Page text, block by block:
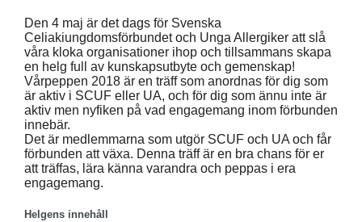
Den 4 maj är det dags för Svenska
Celiakiungdomsförbundet och Unga Allergiker att slå
våra kloka organisationer ihop och tillsammans skapa
en helg full av kunskapsutbyte och gemenskap!
Vårpeppen 2018 är en träff som anordnas för dig som
är aktiv i SCUF eller UA, och för dig som ännu inte är
aktiv men nyfiken på vad engagemang inom förbunden
innebär.
Det är medlemmarna som utgör SCUF och UA och får
förbunden att växa. Denna träff är en bra chans för er
att träffas, lära känna varandra och peppas i era
engagemang.
Helgens innehåll